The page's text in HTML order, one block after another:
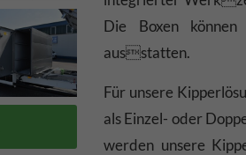
Die Boxen
ausstatten.
Für unsere
als Einzel- oder
werden unsere